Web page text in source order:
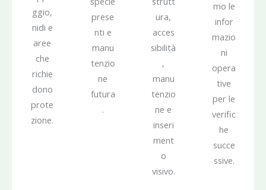
ggio,
nidi e
aree
che
richie
dono
prote
zione.
prese
nti e
manu
tenzio
ne
futura
.
ura,
acces
sibilità
,
manu
tenzio
ne e
inseri
ment
o
visivo.
mo le
infor
mazio
ni
opera
tive
per le
verific
he
succe
ssive.